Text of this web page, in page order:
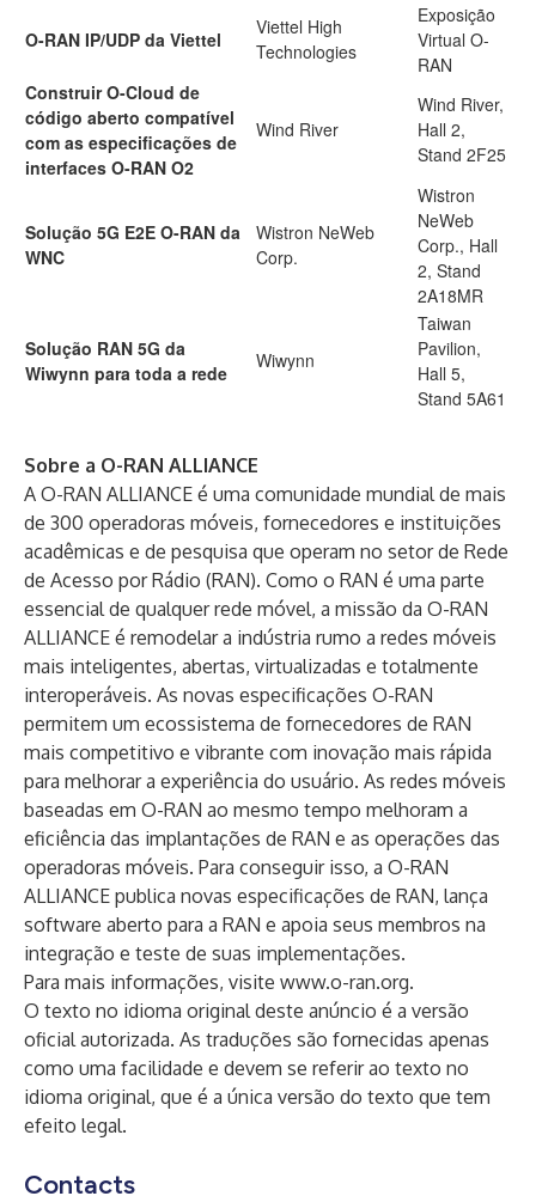
O-RAN IP/UDP da Viettel
Viettel High
Technologies
Exposição
Virtual O-
RAN
Construir O-Cloud de
código aberto compatível
com as especificações de
interfaces O-RAN O2
Wind River
Wind River,
Hall 2,
Stand 2F25
Solução 5G E2E O-RAN da
WNC
Wistron NeWeb
Corp.
Wistron
NeWeb
Corp., Hall
2, Stand
2A18MR
Solução RAN 5G da
Wiwynn para toda a rede
Wiwynn
Taiwan
Pavilion,
Hall 5,
Stand 5A61
Sobre a O-RAN ALLIANCE
A O-RAN ALLIANCE é uma comunidade mundial de mais
de 300 operadoras móveis, fornecedores e instituições
acadêmicas e de pesquisa que operam no setor de Rede
de Acesso por Rádio (RAN). Como o RAN é uma parte
essencial de qualquer rede móvel, a missão da O-RAN
ALLIANCE é remodelar a indústria rumo a redes móveis
mais inteligentes, abertas, virtualizadas e totalmente
interoperáveis. As novas especificações O-RAN
permitem um ecossistema de fornecedores de RAN
mais competitivo e vibrante com inovação mais rápida
para melhorar a experiência do usuário. As redes móveis
baseadas em O-RAN ao mesmo tempo melhoram a
eficiência das implantações de RAN e as operações das
operadoras móveis. Para conseguir isso, a O-RAN
ALLIANCE publica novas especificações de RAN, lança
software aberto para a RAN e apoia seus membros na
integração e teste de suas implementações.
Para mais informações, visite www.o-ran.org.
O texto no idioma original deste anúncio é a versão
oficial autorizada. As traduções são fornecidas apenas
como uma facilidade e devem se referir ao texto no
idioma original, que é a única versão do texto que tem
efeito legal.
Contacts